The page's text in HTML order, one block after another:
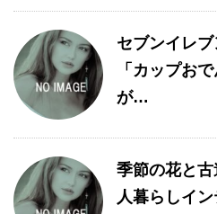
セブンイレ
「カップお
が…
季節の花と
人暮らしイ